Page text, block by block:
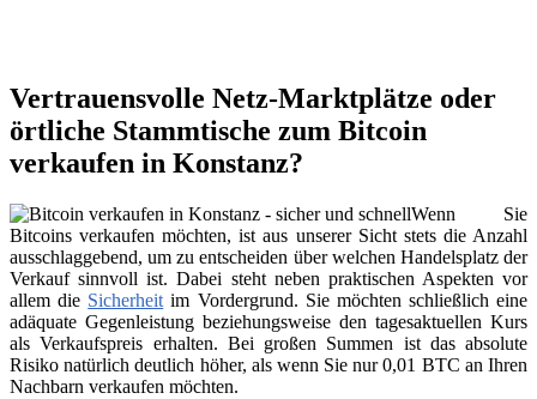
Vertrauensvolle Netz-Marktplätze oder
örtliche Stammtische zum Bitcoin
verkaufen in Konstanz?
Wenn Sie
Bitcoins verkaufen möchten, ist aus unserer Sicht stets die Anzahl
ausschlaggebend, um zu entscheiden über welchen Handelsplatz der
Verkauf sinnvoll ist. Dabei steht neben praktischen Aspekten vor
allem die Sicherheit im Vordergrund. Sie möchten schließlich eine
adäquate Gegenleistung beziehungsweise den tagesaktuellen Kurs
als Verkaufspreis erhalten. Bei großen Summen ist das absolute
Risiko natürlich deutlich höher, als wenn Sie nur 0,01 BTC an Ihren
Nachbarn verkaufen möchten.